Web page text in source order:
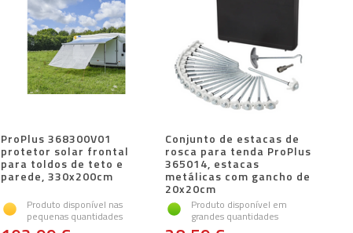
ProPlus 368300V01
protetor solar frontal
para toldos de teto e
parede, 330x200cm
Produto disponível nas
pequenas quantidades
Conjunto de estacas de
rosca para tenda ProPlus
365014, estacas
metálicas com gancho de
20x20cm
Produto disponível em
grandes quantidades